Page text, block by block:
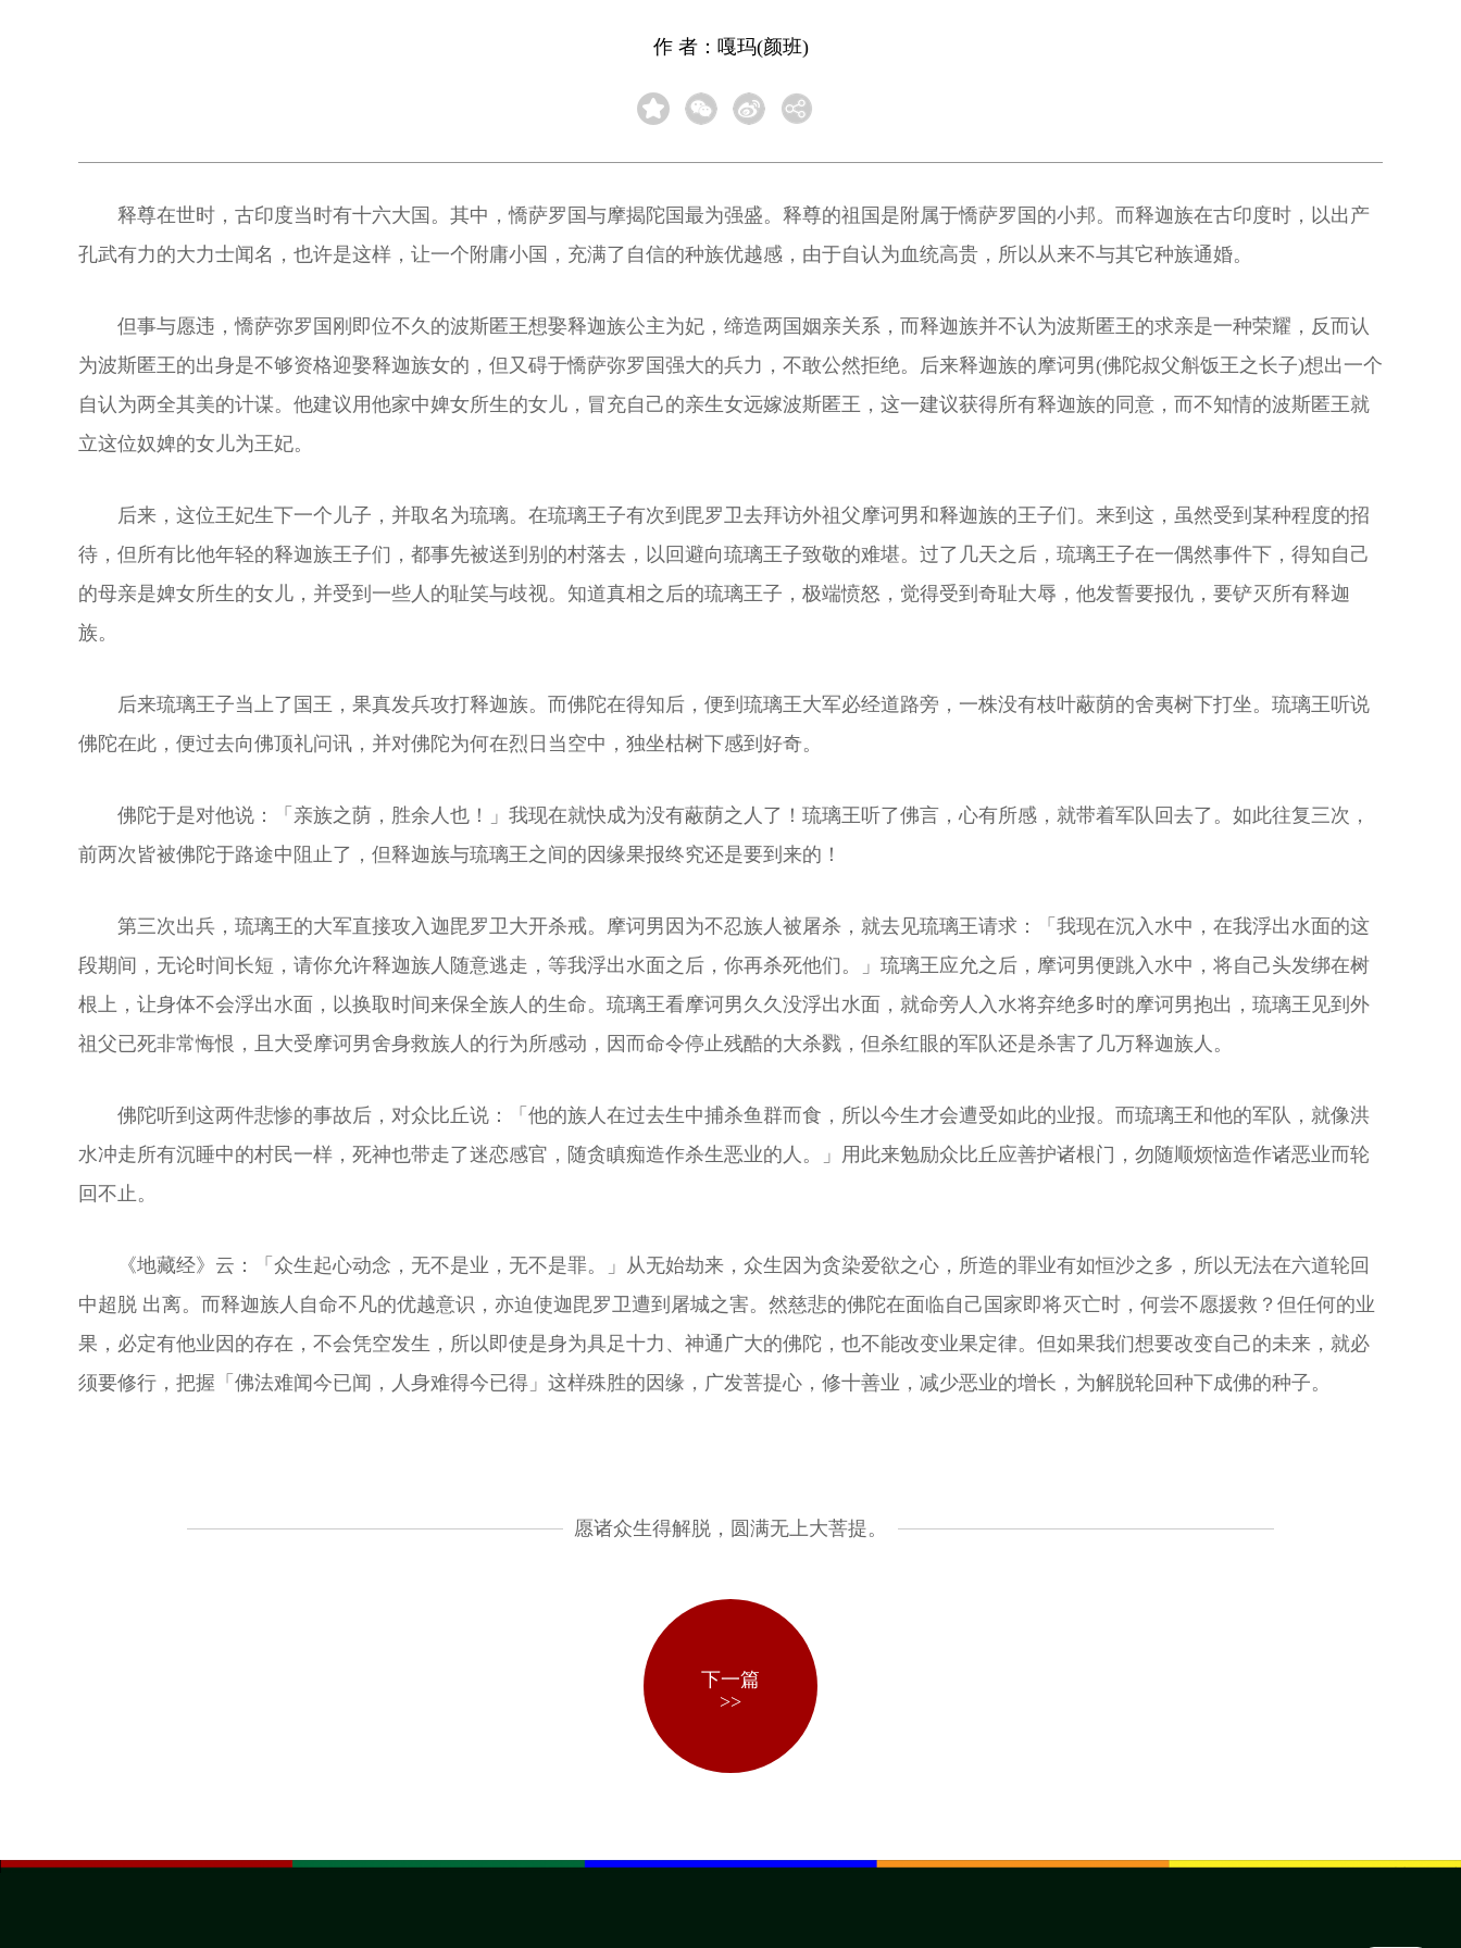
作 者：嘎玛(颜班)
释尊在世时，古印度当时有十六大国。其中，憍萨罗国与摩揭陀国最为强盛。释尊的祖国是附属于憍萨罗国的小邦。而释迦族在古印度时，以出产
孔武有力的大力士闻名，也许是这样，让一个附庸小国，充满了自信的种族优越感，由于自认为血统高贵，所以从来不与其它种族通婚。
但事与愿违，憍萨弥罗国刚即位不久的波斯匿王想娶释迦族公主为妃，缔造两国姻亲关系，而释迦族并不认为波斯匿王的求亲是一种荣耀，反而认
为波斯匿王的出身是不够资格迎娶释迦族女的，但又碍于憍萨弥罗国强大的兵力，不敢公然拒绝。后来释迦族的摩诃男(佛陀叔父斛饭王之长子)想出一个
自认为两全其美的计谋。他建议用他家中婢女所生的女儿，冒充自己的亲生女远嫁波斯匿王，这一建议获得所有释迦族的同意，而不知情的波斯匿王就
立这位奴婢的女儿为王妃。
后来，这位王妃生下一个儿子，并取名为琉璃。在琉璃王子有次到毘罗卫去拜访外祖父摩诃男和释迦族的王子们。来到这，虽然受到某种程度的招
待，但所有比他年轻的释迦族王子们，都事先被送到别的村落去，以回避向琉璃王子致敬的难堪。过了几天之后，琉璃王子在一偶然事件下，得知自己
的母亲是婢女所生的女儿，并受到一些人的耻笑与歧视。知道真相之后的琉璃王子，极端愤怒，觉得受到奇耻大辱，他发誓要报仇，要铲灭所有释迦
族。
后来琉璃王子当上了国王，果真发兵攻打释迦族。而佛陀在得知后，便到琉璃王大军必经道路旁，一株没有枝叶蔽荫的舍夷树下打坐。琉璃王听说
佛陀在此，便过去向佛顶礼问讯，并对佛陀为何在烈日当空中，独坐枯树下感到好奇。
佛陀于是对他说：「亲族之荫，胜余人也！」我现在就快成为没有蔽荫之人了！琉璃王听了佛言，心有所感，就带着军队回去了。如此往复三次，
前两次皆被佛陀于路途中阻止了，但释迦族与琉璃王之间的因缘果报终究还是要到来的！
第三次出兵，琉璃王的大军直接攻入迦毘罗卫大开杀戒。摩诃男因为不忍族人被屠杀，就去见琉璃王请求：「我现在沉入水中，在我浮出水面的这
段期间，无论时间长短，请你允许释迦族人随意逃走，等我浮出水面之后，你再杀死他们。」琉璃王应允之后，摩诃男便跳入水中，将自己头发绑在树
根上，让身体不会浮出水面，以换取时间来保全族人的生命。琉璃王看摩诃男久久没浮出水面，就命旁人入水将弃绝多时的摩诃男抱出，琉璃王见到外
祖父已死非常悔恨，且大受摩诃男舍身救族人的行为所感动，因而命令停止残酷的大杀戮，但杀红眼的军队还是杀害了几万释迦族人。
佛陀听到这两件悲惨的事故后，对众比丘说：「他的族人在过去生中捕杀鱼群而食，所以今生才会遭受如此的业报。而琉璃王和他的军队，就像洪
水冲走所有沉睡中的村民一样，死神也带走了迷恋感官，随贪瞋痴造作杀生恶业的人。」用此来勉励众比丘应善护诸根门，勿随顺烦恼造作诸恶业而轮
回不止。
《地藏经》云：「众生起心动念，无不是业，无不是罪。」从无始劫来，众生因为贪染爱欲之心，所造的罪业有如恒沙之多，所以无法在六道轮回
中超脱 出离。而释迦族人自命不凡的优越意识，亦迫使迦毘罗卫遭到屠城之害。然慈悲的佛陀在面临自己国家即将灭亡时，何尝不愿援救？但任何的业
果，必定有他业因的存在，不会凭空发生，所以即使是身为具足十力、神通广大的佛陀，也不能改变业果定律。但如果我们想要改变自己的未来，就必
须要修行，把握「佛法难闻今已闻，人身难得今已得」这样殊胜的因缘，广发菩提心，修十善业，减少恶业的增长，为解脱轮回种下成佛的种子。
愿诸众生得解脱，圆满无上大菩提。
下一篇
>>